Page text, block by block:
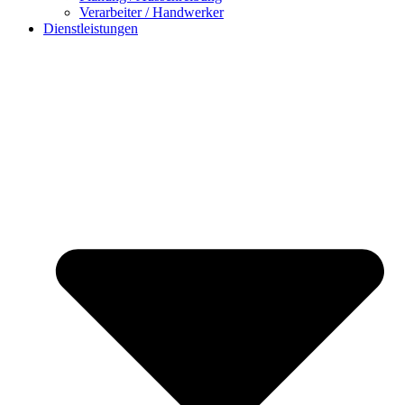
Verarbeiter / Handwerker
Dienstleistungen